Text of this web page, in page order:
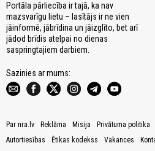
Portāla pārliecība ir tajā, ka nav
mazsvarīgu lietu – lasītājs ir ne vien
jāinformē, jābrīdina un jāizglīto, bet arī
jādod brīdis atelpai no dienas
saspringtajiem darbiem.
Sazinies ar mums:
Par nra.lv Reklāma Misija Privātuma politika
Autortiesības
Ētikas kodekss Vakances